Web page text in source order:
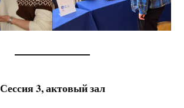
Сессия 3, актовый зал